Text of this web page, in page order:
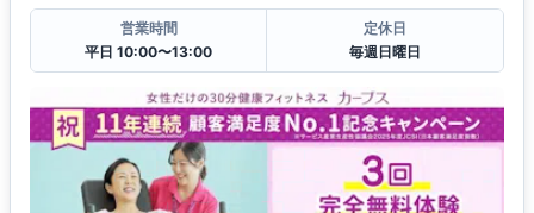
営業時間
平日 10:00〜13:00
定休日
毎週日曜日